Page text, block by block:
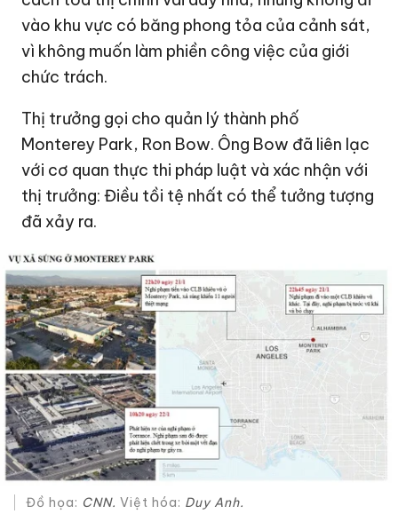
vào khu vực có băng phong tỏa của cảnh sát,
vì không muốn làm phiền công việc của giới
chức trách.
Thị trưởng gọi cho quản lý thành phố
Monterey Park, Ron Bow. Ông Bow đã liên lạc
với cơ quan thực thi pháp luật và xác nhận với
thị trưởng: Điều tồi tệ nhất có thể tưởng tượng
đã xảy ra.
Đồ họa: CNN. Việt hóa: Duy Anh.